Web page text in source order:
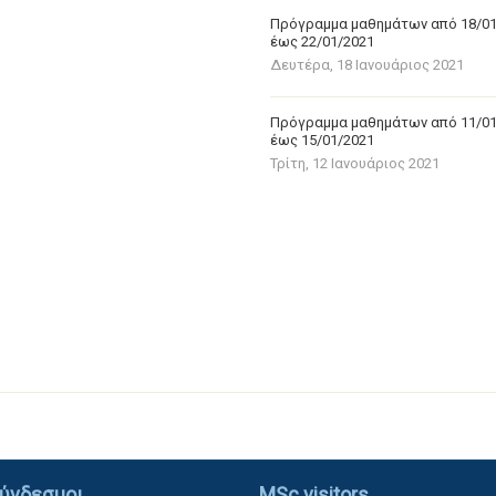
Πρόγραμμα μαθημάτων από 18/01
έως 22/01/2021
Δευτέρα, 18 Ιανουάριος 2021
Πρόγραμμα μαθημάτων από 11/01
έως 15/01/2021
Τρίτη, 12 Ιανουάριος 2021